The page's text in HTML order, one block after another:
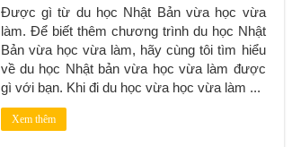
Được gì từ du học Nhật Bản vừa học vừa
làm. Để biết thêm chương trình du học Nhật
Bản vừa học vừa làm, hãy cùng tôi tìm hiểu
về du học Nhật bản vừa học vừa làm được
gì với bạn. Khi đi du học vừa học vừa làm ...
Xem thêm